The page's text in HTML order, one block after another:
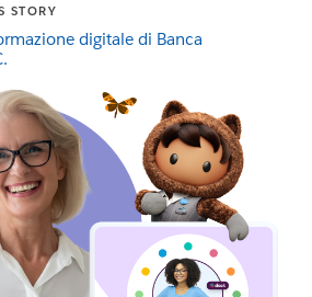
STORY
digitale di Banca